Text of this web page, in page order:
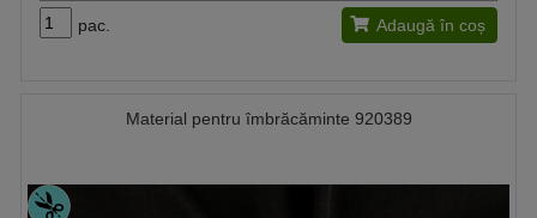
pac. Adaugă în coș
Material pentru îmbrăcăminte 920389